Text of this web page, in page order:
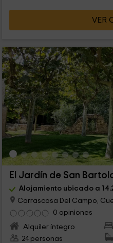
VER
El Jardín de San
Alojamiento ubicado a
Carrascosa Del Campo,
0 opiniones
Alquiler íntegro
24 personas